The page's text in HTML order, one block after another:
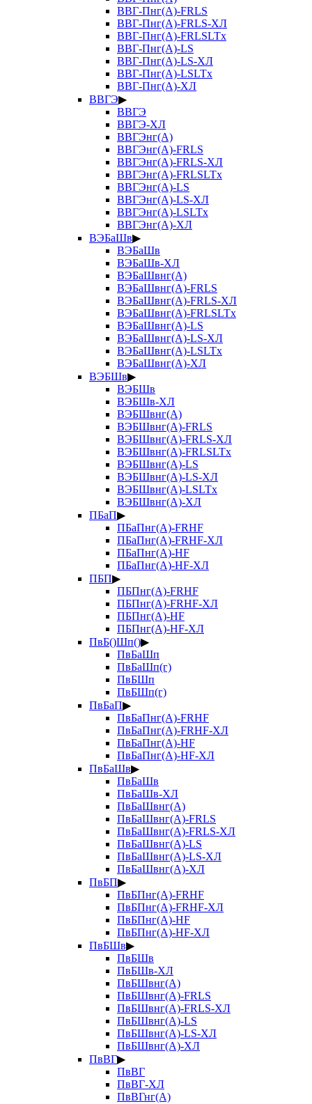
ВВГ-Пнг(А)-FRLS
ВВГ-Пнг(А)-FRLS-ХЛ
ВВГ-Пнг(А)-FRLSLTx
ВВГ-Пнг(А)-LS
ВВГ-Пнг(А)-LS-ХЛ
ВВГ-Пнг(А)-LSLTx
ВВГ-Пнг(А)-ХЛ
ВВГЭ▶
ВВГЭ
ВВГЭ-ХЛ
ВВГЭнг(А)
ВВГЭнг(А)-FRLS
ВВГЭнг(А)-FRLS-ХЛ
ВВГЭнг(А)-FRLSLTx
ВВГЭнг(А)-LS
ВВГЭнг(А)-LS-ХЛ
ВВГЭнг(А)-LSLTx
ВВГЭнг(А)-ХЛ
ВЭБаШв▶
ВЭБаШв
ВЭБаШв-ХЛ
ВЭБаШвнг(А)
ВЭБаШвнг(А)-FRLS
ВЭБаШвнг(А)-FRLS-ХЛ
ВЭБаШвнг(А)-FRLSLTx
ВЭБаШвнг(А)-LS
ВЭБаШвнг(А)-LS-ХЛ
ВЭБаШвнг(А)-LSLTx
ВЭБаШвнг(А)-ХЛ
ВЭБШв▶
ВЭБШв
ВЭБШв-ХЛ
ВЭБШвнг(А)
ВЭБШвнг(А)-FRLS
ВЭБШвнг(А)-FRLS-ХЛ
ВЭБШвнг(А)-FRLSLTx
ВЭБШвнг(А)-LS
ВЭБШвнг(А)-LS-ХЛ
ВЭБШвнг(А)-LSLTx
ВЭБШвнг(А)-ХЛ
ПБаП▶
ПБаПнг(А)-FRHF
ПБаПнг(А)-FRHF-ХЛ
ПБаПнг(А)-HF
ПБаПнг(А)-HF-ХЛ
ПБП▶
ПБПнг(А)-FRHF
ПБПнг(А)-FRHF-ХЛ
ПБПнг(А)-HF
ПБПнг(А)-HF-ХЛ
ПвБ()Шп()▶
ПвБаШп
ПвБаШп(г)
ПвБШп
ПвБШп(г)
ПвБаП▶
ПвБаПнг(А)-FRHF
ПвБаПнг(А)-FRHF-ХЛ
ПвБаПнг(А)-HF
ПвБаПнг(А)-HF-ХЛ
ПвБаШв▶
ПвБаШв
ПвБаШв-ХЛ
ПвБаШвнг(А)
ПвБаШвнг(А)-FRLS
ПвБаШвнг(А)-FRLS-ХЛ
ПвБаШвнг(А)-LS
ПвБаШвнг(А)-LS-ХЛ
ПвБаШвнг(А)-ХЛ
ПвБП▶
ПвБПнг(А)-FRHF
ПвБПнг(А)-FRHF-ХЛ
ПвБПнг(А)-HF
ПвБПнг(А)-HF-ХЛ
ПвБШв▶
ПвБШв
ПвБШв-ХЛ
ПвБШвнг(А)
ПвБШвнг(А)-FRLS
ПвБШвнг(А)-FRLS-ХЛ
ПвБШвнг(А)-LS
ПвБШвнг(А)-LS-ХЛ
ПвБШвнг(А)-ХЛ
ПвВГ▶
ПвВГ
ПвВГ-ХЛ
ПвВГнг(А)